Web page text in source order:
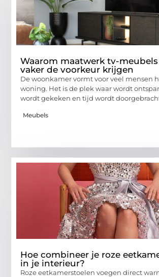
Waarom maatwerk tv-meubels
vaker de voorkeur krijgen
De woonkamer vormt voor veel mensen
woning. Het is de plek waar wordt
wordt gekeken en tijd wordt
Meubels
Hoe combineer je roze
in je interieur?
Roze eetkamerstoelen voegen direct